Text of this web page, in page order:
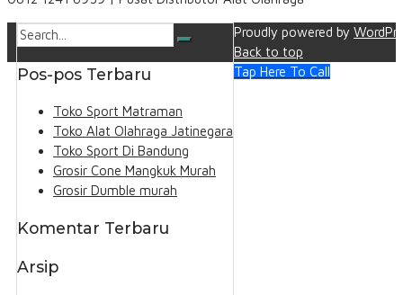
Pos-pos Terbaru
Toko Sport Matraman
Toko Alat Olahraga Jatinegara
Toko Sport Di Bandung
Grosir Cone Mangkuk Murah
Grosir Dumble murah
Komentar Terbaru
Arsip
Proudly powered by
Back to top
Tap Here To Call